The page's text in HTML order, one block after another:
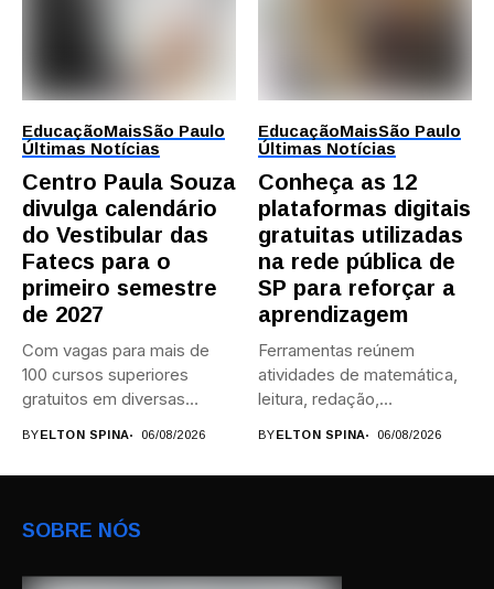
EducaçãoMaisSão Paulo
Últimas Notícias
Centro Paula Souza
divulga calendário
do Vestibular das
Fatecs para o
primeiro semestre
de 2027
Com vagas para mais de
100 cursos superiores
gratuitos em diversas
BY ELTON SPINA 06/08/2026
EducaçãoMaisSão Paulo
Últimas Notícias
Conheça as 12
plataformas digitais
gratuitas utilizadas
na rede pública de
SP para reforçar a
aprendizagem
Ferramentas reúnem
atividades de matemática,
leitura, redação,
BY ELTON SPINA 06/08/2026
SOBRE NÓS